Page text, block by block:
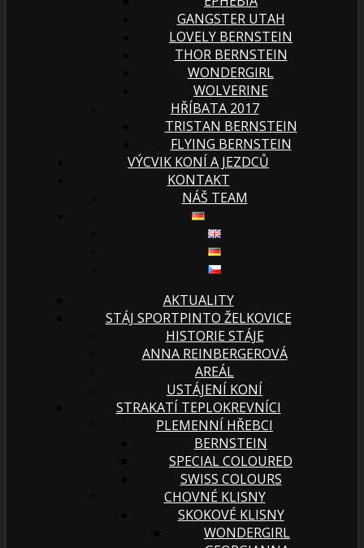
GANGSTER UTAH
LOVELY BERNSTEIN
THOR BERNSTEIN
WONDERGIRL
WOLVERINE
HŘÍBATA 2017
TRISTAN BERNSTEIN
FLYING BERNSTEIN
VÝCVIK KONÍ A JEZDCŮ
KONTAKT
NÁŠ TEAM
AKTUALITY
STÁJ SPORTPINTO ŽELKOVICE
HISTORIE STÁJE
ANNA REINBERGEROVÁ
AREÁL
USTÁJENÍ KONÍ
STRAKATÍ TEPLOKREVNÍCI
PLEMENNÍ HŘEBCI
BERNSTEIN
SPECIAL COLOURED
SWISS COLOURS
CHOVNÉ KLISNY
SKOKOVÉ KLISNY
WONDERGIRL